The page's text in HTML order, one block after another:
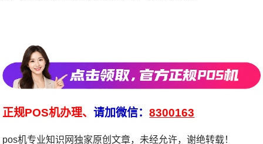
正规POS机办理、请加微信：8300163
pos机专业知识网独家原创文章，未经允许，谢绝转载！